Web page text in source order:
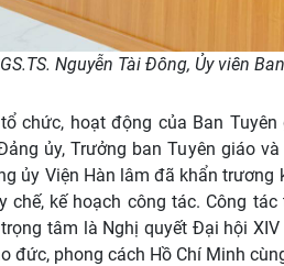
Nguyễn Tài Đông, Ủy viên
chức, hoạt động của Ban
ủy, Trưởng ban Tuyên giáo
ủy Viện Hàn lâm đã khẩn
chế, kế hoạch công tác. Công
tâm là Nghị quyết Đại hội
đức, phong cách Hồ Chí Minh